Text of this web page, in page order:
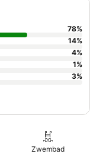
78%
14%
4%
1%
3%
Zwembad